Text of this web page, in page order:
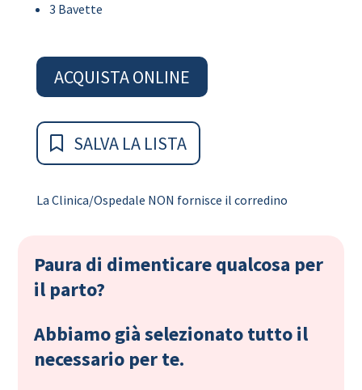
3 Bavette
ACQUISTA ONLINE
SALVA LA LISTA
La Clinica/Ospedale NON fornisce il corredino
Paura di dimenticare qualcosa per
il parto?
Abbiamo già selezionato tutto il
necessario per te.